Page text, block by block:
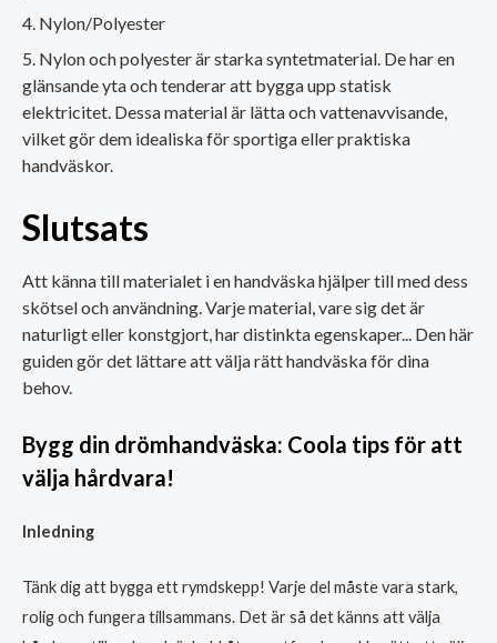
Nylon/Polyester
Nylon och polyester är starka syntetmaterial. De har en
glänsande yta och tenderar att bygga upp statisk
elektricitet. Dessa material är lätta och vattenavvisande,
vilket gör dem idealiska för sportiga eller praktiska
handväskor.
Slutsats
Att känna till materialet i en handväska hjälper till med dess
skötsel och användning. Varje material, vare sig det är
naturligt eller konstgjort, har distinkta egenskaper... Den här
guiden gör det lättare att välja rätt handväska för dina
behov.
Bygg din drömhandväska: Coola tips för att
välja hårdvara!
Inledning
Tänk dig att bygga ett rymdskepp! Varje del måste vara stark,
rolig och fungera tillsammans. Det är så det känns att välja